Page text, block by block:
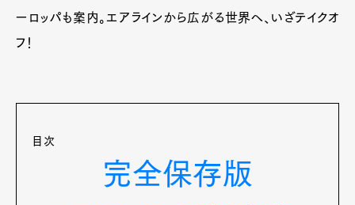
ーロッパも案内。エアラインから広がる世界へ、いざテイクオ
フ！
目次
完全保存版